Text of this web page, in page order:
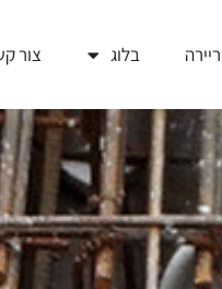
בלוג צור